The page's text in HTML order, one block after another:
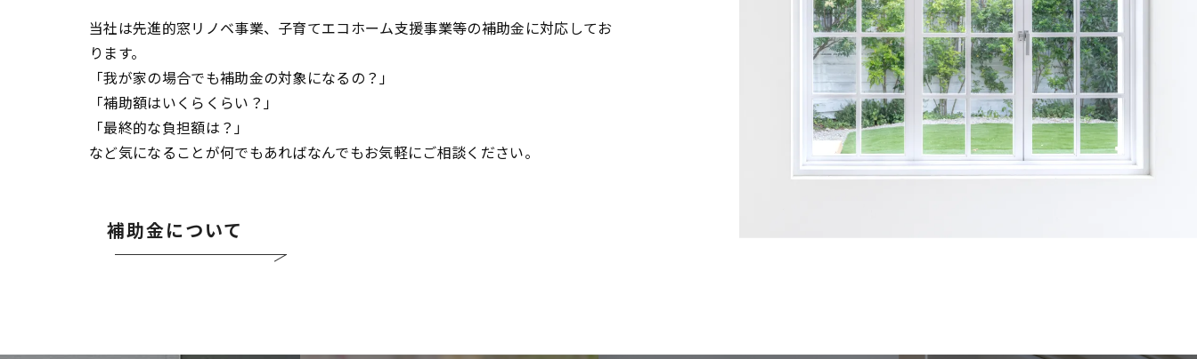
当社は先進的窓リノベ事業、子育てエコホーム支援事業等の補助金に対応してお
ります。
「我が家の場合でも補助金の対象になるの？」
「補助額はいくらくらい？」
「最終的な負担額は？」
など気になることが何でもあればなんでもお気軽にご相談ください。
補助金について